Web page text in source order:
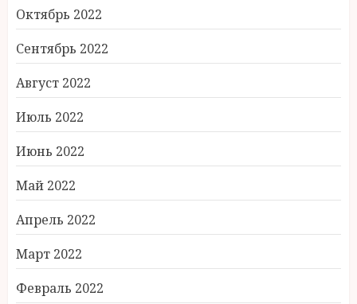
Октябрь 2022
Сентябрь 2022
Август 2022
Июль 2022
Июнь 2022
Май 2022
Апрель 2022
Март 2022
Февраль 2022